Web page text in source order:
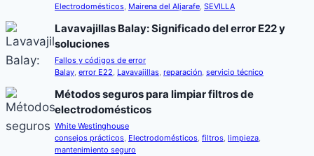
Electrodomésticos Mairena del Aljarafe SEVILLA
Lavavajillas Balay: Significado del error E22 y
soluciones
Fallos y códigos de error
Balay error E22 Lavavajillas reparación servicio técnico
Métodos seguros para limpiar filtros de
electrodomésticos
White Westinghouse
consejos prácticos Electrodomésticos filtros limpieza
mantenimiento seguro